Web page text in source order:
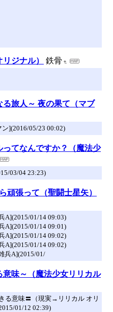
ジナル） 鉄骨
る旅人～ 夜の果て（マブ
](2016/05/23 00:02)
ってなんですか？（魔法少
03/04 23:23)
頑張って（聖闘士星矢）
A](2015/01/14 09:03)
A](2015/01/14 09:01)
A](2015/01/14 09:02)
A](2015/01/14 09:02)
兵A](2015/01/
意味～（魔法少女リリカル
る意味〓（現実→リリカル オリ
01/12 02:39)